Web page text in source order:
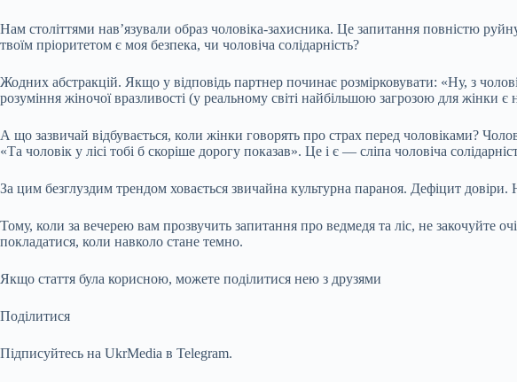
Нам століттями нав’язували образ чоловіка-захисника. Це запитання повністю
твоїм пріоритетом є моя безпека, чи чоловіча солідарність?
Жодних абстракцій. Якщо у відповідь партнер починає розмірковувати: «Ну, з
розуміння жіночої вразливості (у реальному світі найбільшою загрозою для жінки
А що зазвичай відбувається, коли жінки говорять про страх перед чоловіками?
«Та чоловік у лісі тобі б скоріше дорогу показав». Це і є — сліпа чоловіча
За цим безглуздим трендом ховається звичайна культурна параноя. Дефіцит
Тому, коли за вечерею вам прозвучить запитання про ведмедя та ліс, не закочуйте
покладатися, коли навколо стане темно.
Якщо стаття була корисною, можете поділитися нею з друзями
Поділитися
Підписуйтесь на UkrMedia в Telegram.